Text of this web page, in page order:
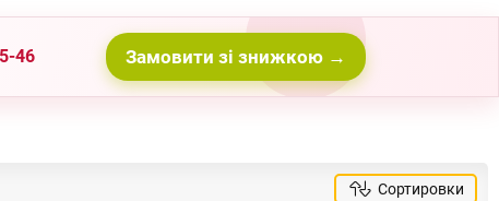
46 Замовити зі знижкою →
Сортировки